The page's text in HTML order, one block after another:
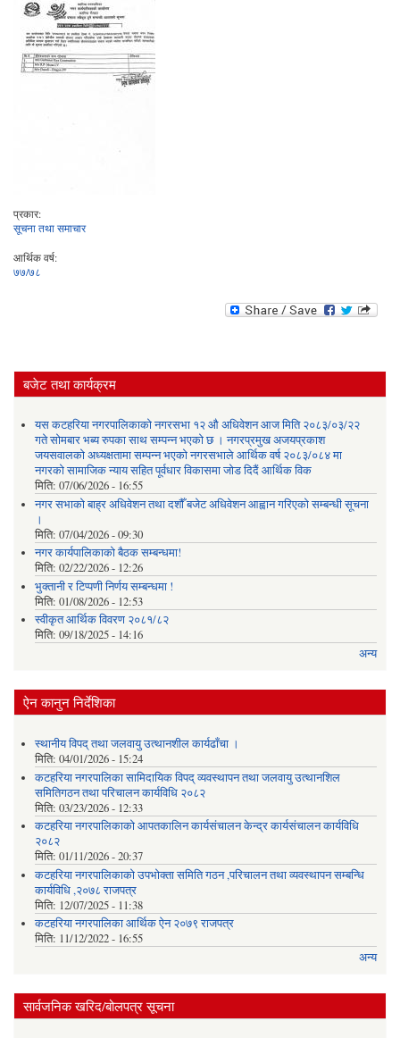
प्रकार:
सूचना तथा समाचार
आर्थिक वर्ष:
७७/७८
बजेट तथा कार्यक्रम
यस कटहरिया नगरपालिकाको नगरसभा १२ औ अधिवेशन आज मिति २०८३/०३/२२
गते सोमबार भब्य रुपका साथ सम्पन्न भएको छ । नगरप्रमुख अजयप्रकाश
जयसवालको अध्यक्षतामा सम्पन्न भएको नगरसभाले आर्थिक वर्ष २०८३/०८४ मा
नगरको सामाजिक न्याय सहित पूर्वधार विकासमा जोड दिदैं आर्थिक विक
मिति: 07/06/2026 - 16:55
नगर सभाको बाह्र अधिवेशन तथा दशौँ बजेट अधिवेशन आह्वान गरिएको सम्बन्धी सूचना
।
मिति: 07/04/2026 - 09:30
नगर कार्यपालिकाको बैठक सम्बन्धमा!
मिति: 02/22/2026 - 12:26
भुक्तानी र टिप्पणी निर्णय सम्बन्धमा !
मिति: 01/08/2026 - 12:53
स्वीकृत आर्थिक विवरण २०८१/८२
मिति: 09/18/2025 - 14:16
अन्य
ऐन कानुन निर्देशिका
स्थानीय विपद् तथा जलवायु उत्थानशील कार्यढाँचा ।
मिति: 04/01/2026 - 15:24
कटहरिया नगरपालिका सामिदायिक विपद् व्यवस्थापन तथा जलवायु उत्थानशिल
समितिगठन तथा परिचालन कार्यविधि २०८२
मिति: 03/23/2026 - 12:33
कटहरिया नगरपालिकाको आपतकालिन कार्यसंचालन केन्द्र कार्यसंचालन कार्यविधि
२०८२
मिति: 01/11/2026 - 20:37
कटहरिया नगरपालिकाको उपभोक्ता समिति गठन ,परिचालन तथा व्यवस्थापन सम्बन्धि
कार्यविधि ,२०७८ राजपत्र
मिति: 12/07/2025 - 11:38
कटहरिया नगरपालिका आर्थिक ऐन २०७९ राजपत्र
मिति: 11/12/2022 - 16:55
अन्य
सार्वजनिक खरिद/बोलपत्र सूचना